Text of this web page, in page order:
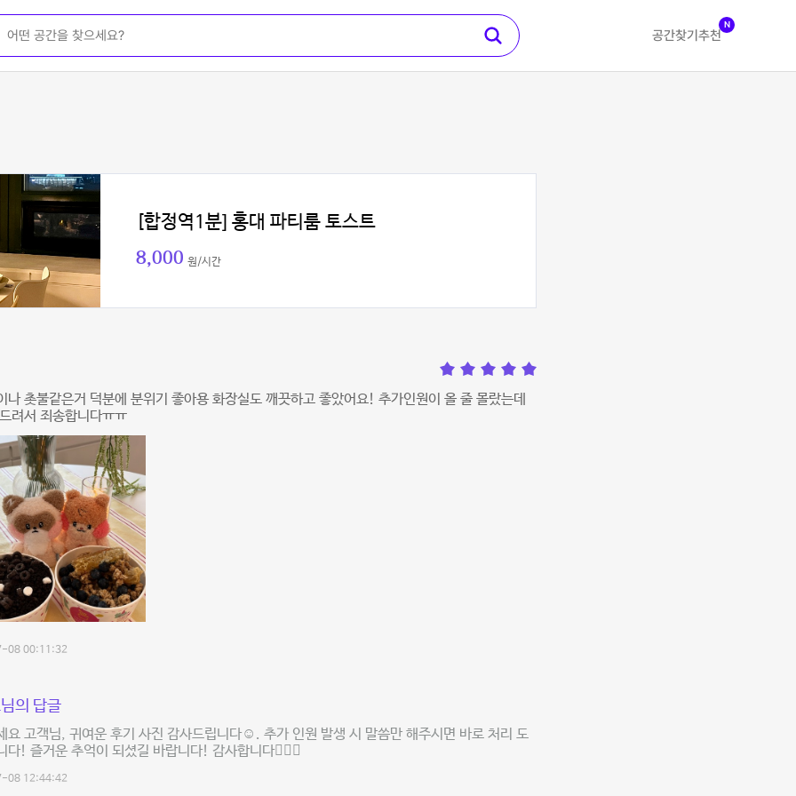
공간찾기 추천
N
[합정역1분] 홍대 파티룸 토스트
8,000 원/시간
나 촛불같은거 덕분에 분위기 좋아용 화장실도 깨끗하고 좋았어요! 추가인원이 올 줄 몰랐는데
려서 죄송합니다ㅠㅠ
08 00:11:32
의 답글
요 고객님, 귀여운 후기 사진 감사드립니다☺️. 추가 인원 발생 시 말씀만 해주시면 바로 처리 도
다! 즐거운 추억이 되셨길 바랍니다! 감사합니다🙇🏻‍♀️
08 12:44:42